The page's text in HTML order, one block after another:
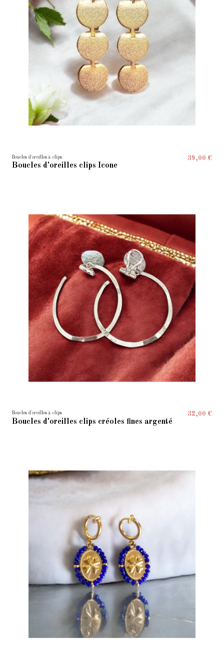
Boucles d'oreilles à clips
Boucles d'oreilles clips Icone
39,00 €
Boucles d'oreilles à clips
Boucles d'oreilles clips créoles fines argenté
32,00 €